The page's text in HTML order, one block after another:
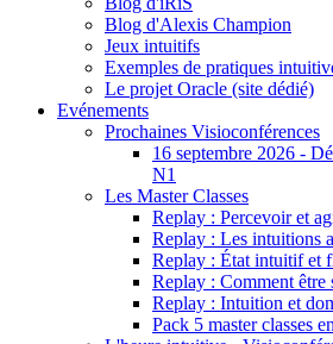
Blog d'Alexis Champion
Jeux intuitifs
Exemples de pratiques
Le projet Oracle (site dédié)
Evénements
Prochaines Visioconférences
16 septembre 2026 -
N1
Les Master Classes
Replay : Percevoir et
Replay : Les intuitions
Replay : État intuitif et
Replay : Comment être
Replay : Intuition et
Pack 5 master classes